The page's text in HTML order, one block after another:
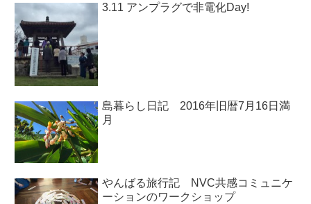
3.11 アンプラグで非電化Day!
島暮らし日記 2016年旧暦7月16日満
月
やんばる旅行記 NVC共感コミュニケ
ーションのワークショップ